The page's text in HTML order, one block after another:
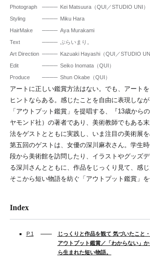
Photograph
Kei Matsuura（QUI／STUDIO UNI）
Styling
Miku Hara
HairMake
Aya Murakami
Text
ぷらいまり。
Art Direction
Kazuaki Hayashi（QUI／STUDIO
Edit
Seiko Inomata（QUI）
Produce
Shun Okabe（QUI）
アートに正しい鑑賞方法はない。でも、アート
ヒントならある。感じたことを自由に表現しな
「アウトプット鑑賞」を提唱する、『13歳から
ヤモンド社）の著者であり、美術教師でもある
法をゲストとともに実践し、いま注目の美術展を
第五回のゲストは、女優の深川麻衣さん。学生
段から美術館を訪問したり、イラストやグッズ
る深川さんとともに、作品をじっくり見て、感じ
そこから短い物語を紡ぐ「アウトプット鑑賞」
Index
P.1
じっくりと作品を観て 気づいたこと
アウトプット鑑賞／「わからない」
ら生まれた短い物語。